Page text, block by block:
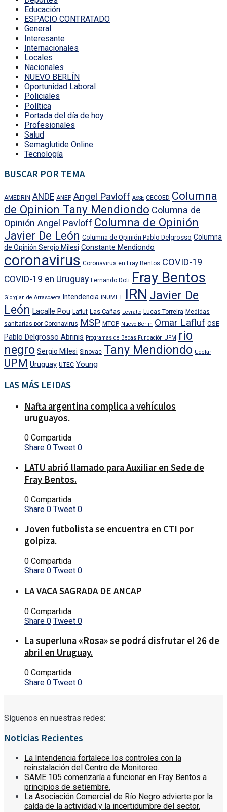
Educación
ESPACIO CONTRATADO
General
Interesante
Internacionales
Locales
Nacionales
NUEVO BERLÍN
Oportunidad Laboral
Policiales
Política
Portada del día de hoy
Profesionales
Salud
Semaglutide Online
Tecnología
BUSCAR POR TEMA
AMEDRIN ANDE ANEP Angel Pavloff ASSE CECOED Columna
de Opinion Tany Mendiondo Columna de
Opinión Angel Pavloff Columna de Opinión
Javier De León Columna de Opinión Pablo Delgrosso Columna
de Opinión Sergio Milesi Constante Mendiondo
coronavirus Coronavirus en Fray Bentos COVID-19
COVID-19 en Uruguay Fernando Doti Fray Bentos
Giorgian de Arrascaeta Intendencia INUMET IRN Javier De
León Lacalle Pou Lafluf Las Cañas Levratto Lucas Torreira Medidas
sanitarias por Coronavirus MSP MTOP Nuevo Berlin Omar Lafluf OSE
Pablo Delgrosso Abrinis Programas de Becas Fundación UPM
rio
negro Sergio Milesi Sinovac Tany Mendiondo Udelar
UPM Uruguay UTEC Young
LAS MÁS LEIDAS
Nafta argentina complica a vehículos
uruguayos.
0 Compartida
Share 0 Tweet 0
LATU abrió llamado para Auxiliar en Sede de
Fray Bentos.
0 Compartida
Share 0 Tweet 0
Joven futbolista se encuentra en CTI por
golpiza.
0 Compartida
Share 0 Tweet 0
LA VACA SAGRADA DE ANCAP
0 Compartida
Share 0 Tweet 0
La superluna «Rosa» se podrá disfrutar el 26 de
abril en Uruguay.
0 Compartida
Share 0 Tweet 0
Síguenos en nuestras redes:
Noticias Recientes
La Intendencia fortalece los controles con la
reinstalación del Centro de Monitoreo.
SAME 105 comenzaría a funcionar en Fray Bentos a
principios de setiembre.
La Asociación Comercial de Río Negro advierte por la
caída de la actividad y la incertidumbre del sector.